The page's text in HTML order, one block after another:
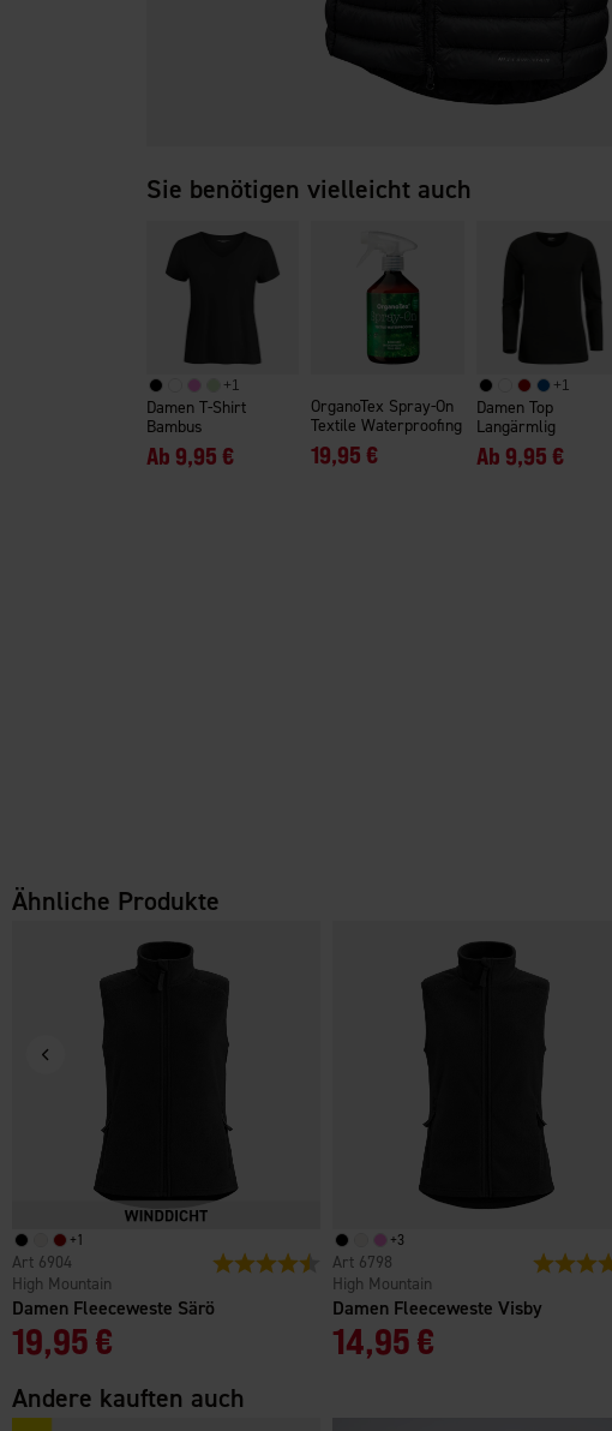
Sie benötigen vielleicht auch
+1
Damen T-Shirt
Bambus
Ab 9,95 €
OrganoTex Spray-On
Textile Waterproofing
19,95 €
+1
Damen Top
Langärmlig
Ab 9,95 €
Ähnliche Produkte
+1
Damen Fleeceweste Särö
High Mountain
6904
19,95 €
Bewertung: 4.7 von 5 Sternen
+3
Damen Fleeceweste Visby
High Mountain
6798
14,95 €
Bewertung:
Andere kauften auch